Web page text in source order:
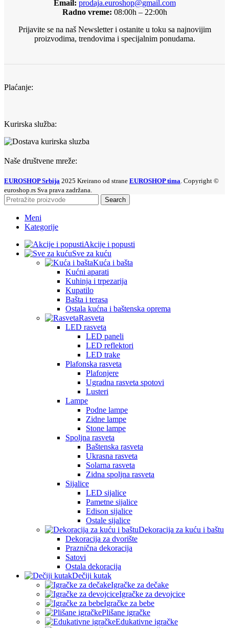
Email: prodaja.euroshop@gmail.com
Radno vreme: 08:00h – 22:00h
Prijavite se na naš Newsletter i ostanite u toku sa najnovijim
proizvodima, trendovima i specijalnim ponudama.
Plaćanje:
Kurirska služba:
Naše društvene mreže:
EUROSHOP Srbija 2025 Kreirano od strane EUROSHOP tima. Copyright ©
euroshop.rs Sva prava zadržana.
Search
Meni
Kategorije
Akcije i popusti
Sve za kuću
Kuća i bašta
Kućni aparati
Kuhinja i trpezarija
Kupatilo
Bašta i terasa
Ostala kućna i baštenska oprema
Rasveta
LED rasveta
LED paneli
LED reflektori
LED trake
Plafonska rasveta
Plafonjere
Ugradna rasveta spotovi
Lusteri
Lampe
Podne lampe
Zidne lampe
Stone lampe
Spoljna rasveta
Baštenska rasveta
Ukrasna rasveta
Solarna rasveta
Zidna spoljna rasveta
Sijalice
LED sijalice
Pametne sijalice
Edison sijalice
Ostale sijalice
Dekoracija za kuću i baštu
Dekoracija za dvorište
Praznična dekoracija
Satovi
Ostala dekoracija
Dečiji kutak
Igračke za dečake
Igračke za devojcice
Igračke za bebe
Plišane igračke
Edukativne igračke